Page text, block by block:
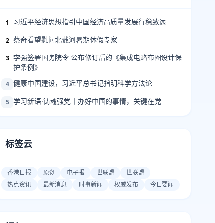
1 习近平经济思想指引中国经济高质量发展行稳致远
2 蔡奇看望慰问北戴河暑期休假专家
3 李强签署国务院令 公布修订后的《集成电路布图设计保
护条例》
4 健康中国建设，习近平总书记指明科学方法论
5 学习新语·铸魂强党丨办好中国的事情，关键在党
标签云
香港日报 原创 电子报 世联盟
世联盟
热点资讯
最新消息 时事新闻 权威发布 今日要闻